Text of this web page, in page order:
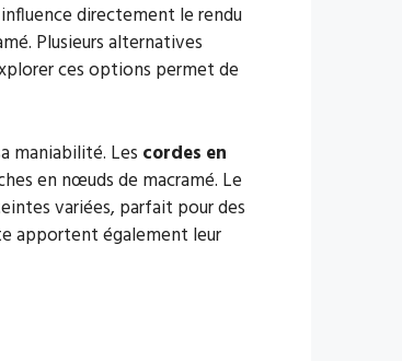
influence directement le rendu
Plusieurs alternatives
ces options permet de
maniabilité. Les cordes en
en nœuds de macramé. Le
variées, parfait pour des
apportent également leur